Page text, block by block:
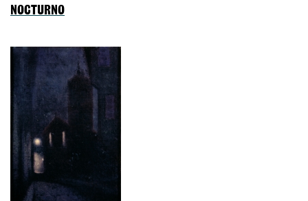
NOCTURNO